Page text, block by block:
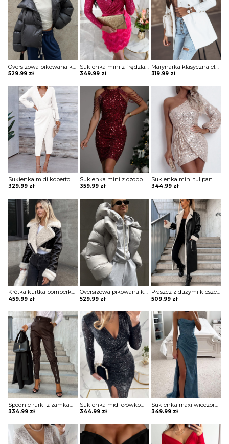
Oversizowa pikowana kurtka puchowa z kapturem Thamara
529.99 zł
Sukienka mini z frędzlami na spódnicy Potita
349.99 zł
Marynarka klasyczna elegancka Evridiki
319.99 zł
Sukienka midi kopertowa Jonie
329.99 zł
Sukienka mini z ozdobnymi pagonami Rosia
359.99 zł
Sukienka mini tulipan błyszcząca Ciske
344.99 zł
Krótka kurtka bomberka Avie
459.99 zł
Oversizowa pikowana kurtka puchowa z kapturem Thamara
529.99 zł
Płaszcz z dużymi kieszeniami i podszewką z owczej skóry Marye
509.99 zł
Spodnie rurki z zamkami Arvida
334.99 zł
Sukienka midi ołówkowa z kopertowym dekoltem Ayano
344.99 zł
Sukienka maxi wieczorowa z gorsetowym topem Alija
349.99 zł